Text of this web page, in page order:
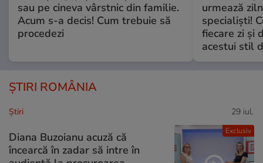
sau pe cineva vârstnic din familie.
Acum s-a decis! Cum trebuie să
procedezi
urmează
specialiști!
fiecare zi și
acestui stil
ȘTIRI ROMÂNIA
Exclusiv
Ştiri 29 iul.
Diana Buzoianu acuză că
încearcă în zadar să intre în